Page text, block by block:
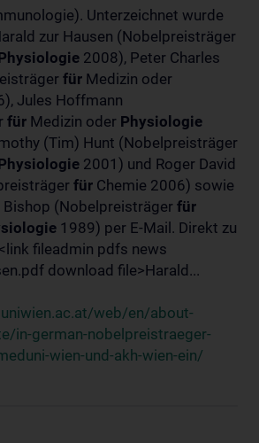
Unterzeichnet wurde
zur Hausen (Nobelpreisträger
2008), Peter Charles
für Medizin oder
Jules Hoffmann
für Medizin oder Physiologie
(Tim) Hunt (Nobelpreisträger
2001) und Roger David
für Chemie 2006) sowie
(Nobelpreisträger für
1989) per E-Mail. Direkt zu
fileadmin pdfs news
download file>Harald...
web/en/about-
in-german-nobelpreistraeger-
wien-und-akh-wien-ein/